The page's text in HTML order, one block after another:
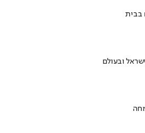
בבית
ובעולם